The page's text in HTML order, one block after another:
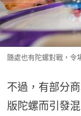
隨處也有陀螺對戰，令
不過，有部分
版陀螺而引發